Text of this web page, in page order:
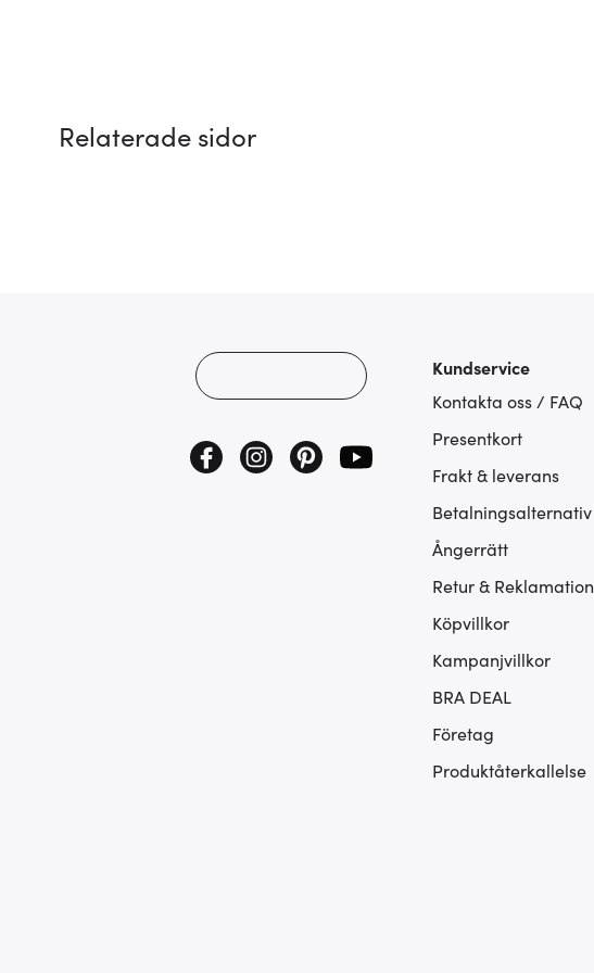
Relaterade sidor
Kundservice
Kontakta oss / FAQ
Presentkort
Frakt & leverans
Betalningsalternativ
Ångerrätt
Retur & Reklamation
Köpvillkor
Kampanjvillkor
BRA DEAL
Företag
Produktåterkallelse